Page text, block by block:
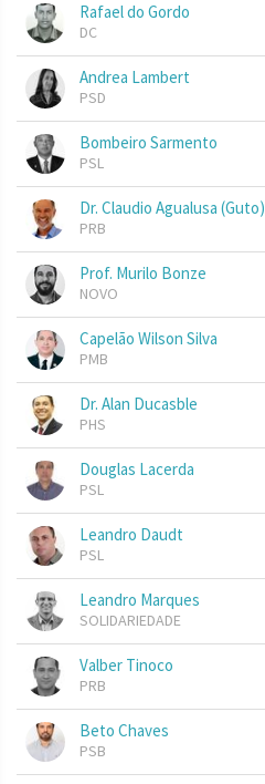
Rafael do Gordo
DC
Andrea Lambert
PSD
Bombeiro Sarmento
PSL
Dr. Claudio Agualusa (Guto)
PRB
Prof. Murilo Bonze
NOVO
Capelão Wilson Silva
PMB
Dr. Alan Ducasble
PHS
Douglas Lacerda
PSL
Leandro Daudt
PSL
Leandro Marques
SOLIDARIEDADE
Valber Tinoco
PRB
Beto Chaves
PSB